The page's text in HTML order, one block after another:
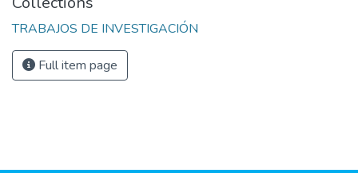
TRABAJOS DE INVESTIGACIÓN
Full item page